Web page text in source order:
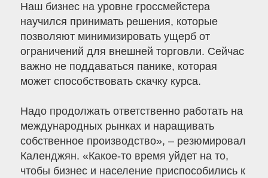
Наш бизнес на уровне гроссмейстера
научился принимать решения, которые
позволяют минимизировать ущерб от
ограничений для внешней торговли. Сейчас
важно не поддаваться панике, которая
может способствовать скачку курса.
Надо продолжать ответственно работать на
международных рынках и наращивать
собственное производство», – резюмировал
Календжян. «Какое-то время уйдет на то,
чтобы бизнес и население приспособились к